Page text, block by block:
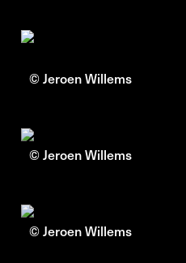
© Jeroen Willems
© Jeroen Willems
© Jeroen Willems